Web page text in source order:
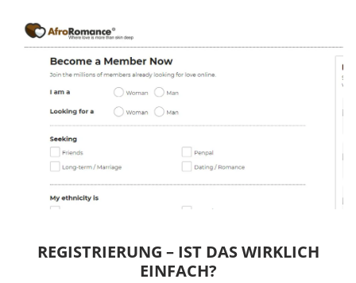
REGISTRIERUNG – IST DAS WIRKLICH
EINFACH?